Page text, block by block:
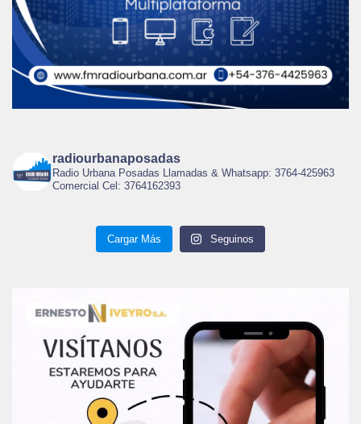
radiourbanaposadas
Radio Urbana Posadas Llamadas & Whatsapp: 3764-425963
Comercial Cel: 3764162393
Cargar Más Seguinos